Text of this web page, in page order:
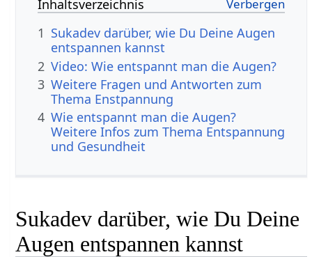
Inhaltsverzeichnis
1 Sukadev darüber, wie Du Deine Augen
entspannen kannst
2 Video: Wie entspannt man die Augen?
3 Weitere Fragen und Antworten zum
Thema Enstpannung
4 Wie entspannt man die Augen?
Weitere Infos zum Thema Entspannung
und Gesundheit
Sukadev darüber, wie Du Deine
Augen entspannen kannst